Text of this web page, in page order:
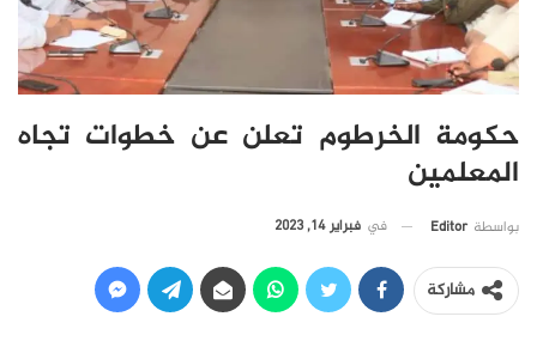
حكومة الخرطوم تعلن عن خطوات تجاه
المعلمين
بواسطة Editor في فبراير 14, 2023
مشاركة